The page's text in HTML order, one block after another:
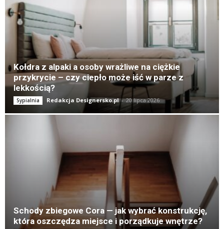
Kołdra z alpaki a osoby wrażliwe na ciężkie
przykrycie – czy ciepło może iść w parze z
lekkością?
Sypialnia Redakcja Designersko.pl - 20 lipca 2026
Schody zbiegowe Cora — jak wybrać konstrukcję,
która oszczędza miejsce i porządkuje wnętrze?